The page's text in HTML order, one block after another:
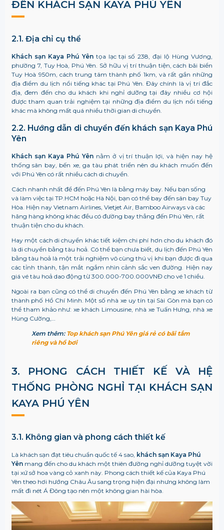
ĐẾN KHÁCH SẠN KAYA PHÚ YÊN
2.1. Địa chỉ cụ thể
Khách sạn Kaya Phú Yêntọa lạc tại số 238, đại lộ Hùng Vương,
phường 7, Tuy Hoà, Phú Yên. Sở hữu vị trí thuận tiện, cách bãi biển
Tuy Hoà 950m, cách trung tâm thành phố 1km, và rất gần những
địa điểm du lịch nổi tiếng khác tại Phú Yên. Đây chính là vị trí đắc
địa, đem đến cho du khách khi nghỉ dưỡng tại đây nhiều cơ hội
được tham quan trải nghiệm tại những địa điểm du lịch nổi tiếng
khác mà không mất quá nhiều thời gian di chuyển.
2.2. Hướng dẫn di chuyển đến khách sạn Kaya Phú
Yên
Khách sạn Kaya Phú Yênnằm ở vị trí thuận lợi, và hiện nay hệ
thống sân bay, bến xe, ga tàu phát triển nên du khách muốn đến
với Phú Yên có rất nhiều cách di chuyển.
Cách nhanh nhất để đến Phú Yên là bằng máy bay. Nếu bạn sống
và làm việc tại TP.HCM hoặc Hà Nội, bạn có thể bay đến sân bay Tuy
Hòa. Hiện nay Vietnam Airlines, Vietjet Air, Bamboo Airways và các
hãng hàng không khác đều có đường bay thẳng đến Phú Yên, rất
thuận tiện cho du khách.
Hay một cách di chuyển khác tiết kiệm chi phí hơn cho du khách đó
là di chuyển bằng tàu hoả. Có thể bạn chưa biết, du lịch đến Phú Yên
bằng tàu hoả là một trải nghiệm vô cùng thú vị khi bạn được đi qua
các tỉnh thành, tận mắt ngắm nhìn cảnh sắc ven đường. Hiện nay
giá vé tàu hoả dao động từ 300.000-700.000VNĐ cho vé 1 chiều.
Ngoài ra bạn cũng có thể di chuyển đến Phú Yên bằng xe khách từ
thành phố Hồ Chí Minh. Một số nhà xe uy tín tại Sài Gòn mà bạn có
thể tham khảo như: xe khách Limousine, nhà xe Tuấn Hưng, nhà xe
Hùng Cường,…
Xem thêm: Top khách sạn Phú Yên giá rẻ có bãi tắm
riêng và hồ bơi
3. PHONG CÁCH THIẾT KẾ VÀ HỆ
THỐNG PHÒNG NGHỈ TẠI KHÁCH SẠN
KAYA PHÚ YÊN
3.1. Không gian và phong cách thiết kế
Là khách sạn đạt tiêu chuẩn quốc tế 4 sao, khách sạn Kaya Phú
Yênmang đến cho du khách một thiên đường nghỉ dưỡng tuyệt vời
tại xứ sở hoa vàng cỏ xanh này. Phong cách thiết kế của Kaya Phú
Yên theo hơi hướng Châu Âu sang trọng hiện đại nhưng không làm
mất đi nét Á Đông tạo nên một không gian hài hòa.